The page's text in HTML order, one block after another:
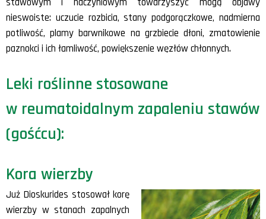
nieswoiste: uczucie rozbicia, stany podgorączkowe, nadmierna
potliwość, plamy barwnikowe na grzbiecie dłoni, zmatowienie
paznokci i ich łamliwość, powiększenie węzłów chłonnych.
Leki roślinne stosowane
w reumatoidalnym zapaleniu stawów
(gośćcu):
Kora wierzby
Już Dioskurides stosował korę
wierzby w stanach zapalnych